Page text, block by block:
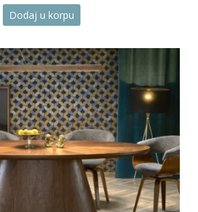
Dodaj u korpu